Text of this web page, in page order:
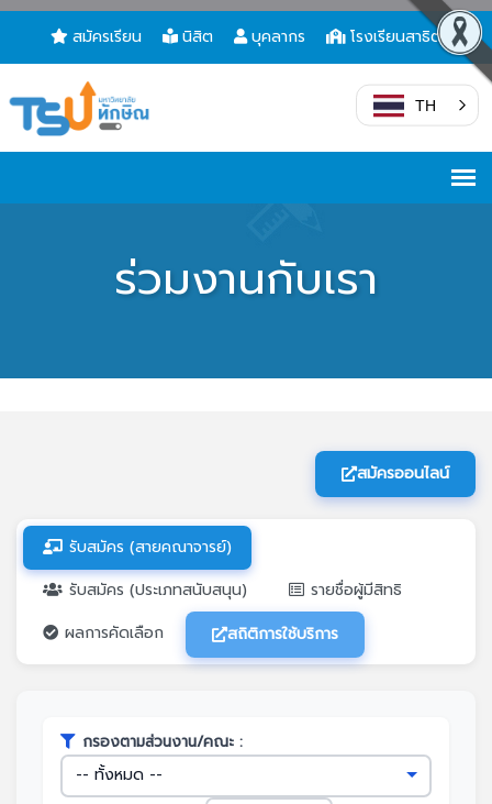
สมัครเรียน นิสิต บุคลากร โรงเรียนสาธิต
TH
ร่วมงานกับเรา
สมัครออนไลน์
รับสมัคร (สายคณาจารย์)
รับสมัคร (ประเภทสนับสนุน)
รายชื่อผู้มีสิทธิ
ผลการคัดเลือก
สถิติการใช้บริการ
กรองตามส่วนงาน/คณะ :